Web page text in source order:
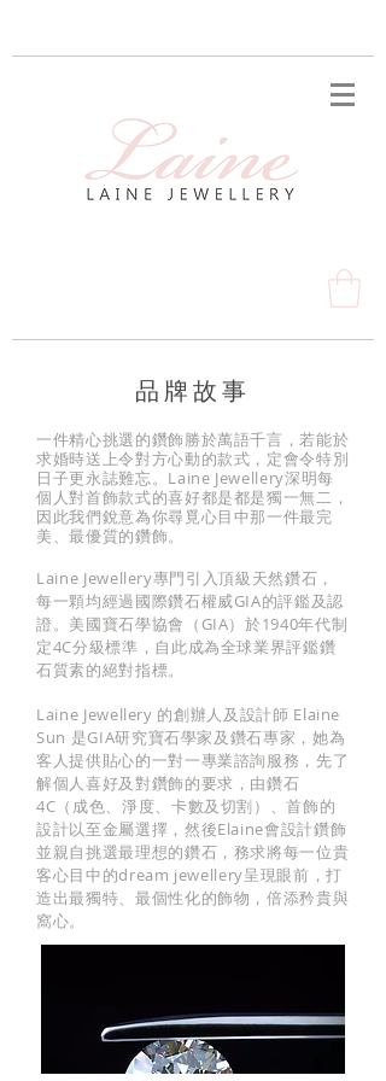
品牌故事
一件精心挑選的鑽飾勝於萬語千言，若能於
求婚時送上令對方心動的款式，定會令特別
日子更永誌難忘。Laine Jewellery深明每
個人對首飾款式的喜好都是都是獨一無二，
因此我們銳意為你尋覓心目中那一件最完
美、最優質的鑽飾。
Laine Jewellery專門引入頂級天然鑽石，
每一顆均經過國際鑽石權威GIA的評鑑及認
證。美國寶石學協會（GIA）於1940年代制
定4C分級標準，自此成為全球業界評鑑鑽
石質素的絕對指標。
Laine Jewellery 的創辦人及設計師 Elaine
Sun 是GIA研究寶石學家及鑽石專家，她為
客人提供貼心的一對一專業諮詢服務，先了
解個人喜好及對鑽飾的要求，由鑽石
4C（成色、淨度、卡數及切割）、首飾的
設計以至金屬選擇，然後Elaine會設計鑽飾
並親自挑選最理想的鑽石，務求將每一位貴
客心目中的dream jewellery呈現眼前，打
造出最獨特、最個性化的飾物，倍添矜貴與
窩心。